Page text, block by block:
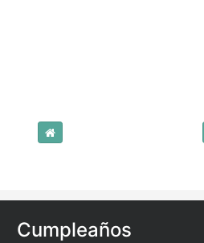
Cumpleaños